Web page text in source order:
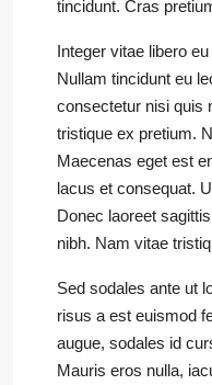
tincidunt. Cras
Integer vitae libero
Nullam tincidunt eu
consectetur nisi quis
tristique ex pretium.
Maecenas eget est
lacus et consequat.
Donec laoreet
nibh. Nam vitae
Sed sodales ante ut
risus a est euismod
augue, sodales id
Mauris eros nulla,